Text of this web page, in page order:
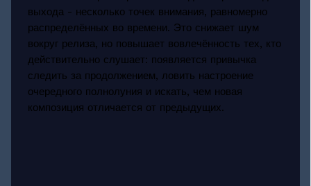
выхода - несколько точек внимания, равномерно
распределённых во времени. Это снижает шум
вокруг релиза, но повышает вовлечённость тех, кто
действительно слушает: появляется привычка
следить за продолжением, ловить настроение
очередного полнолуния и искать, чем новая
композиция отличается от предыдущих.